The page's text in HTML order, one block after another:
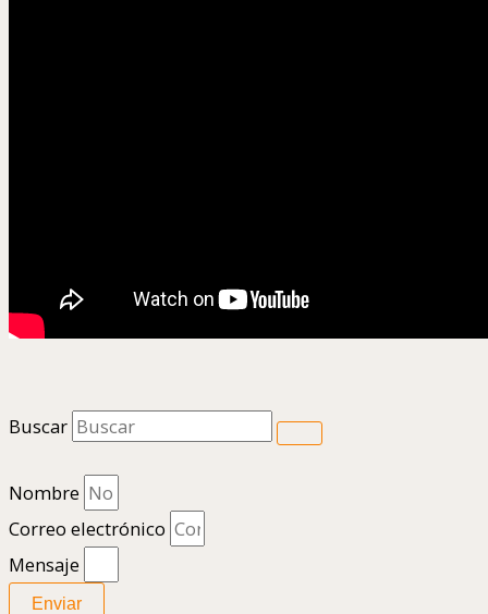
Buscar
Nombre
Correo electrónico
Mensaje
Enviar